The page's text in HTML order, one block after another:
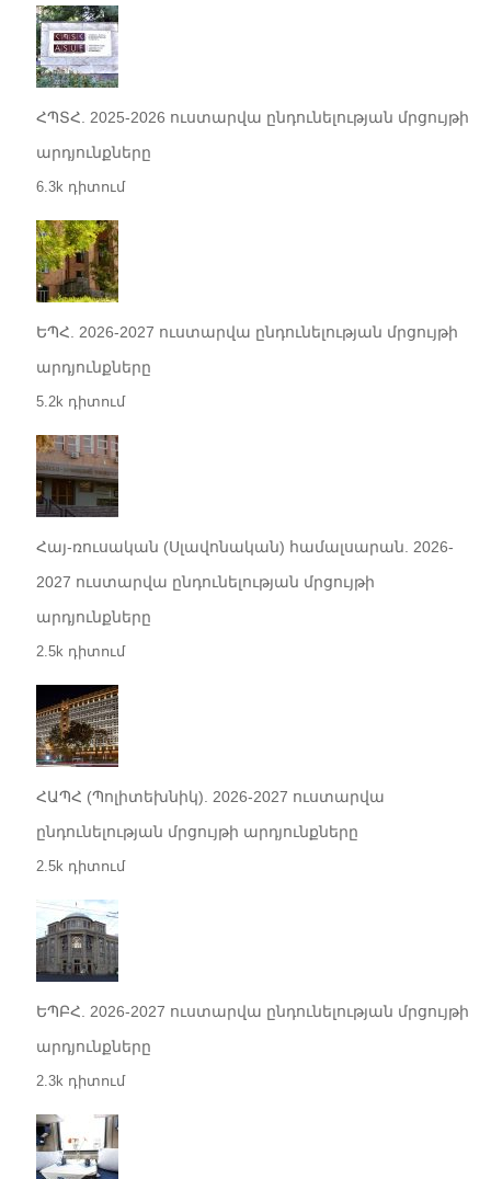
ՀՊՏՀ. 2025-2026 ուստարվա ընդունելության մրցույթի
արդյունքները
6.3k դիտում
ԵՊՀ. 2026-2027 ուստարվա ընդունելության մրցույթի
արդյունքները
5.2k դիտում
Հայ-ռուսական (Սլավոնական) համալսարան. 2026-
2027 ուստարվա ընդունելության մրցույթի
արդյունքները
2.5k դիտում
ՀԱՊՀ (Պոլիտեխնիկ). 2026-2027 ուստարվա
ընդունելության մրցույթի արդյունքները
2.5k դիտում
ԵՊԲՀ. 2026-2027 ուստարվա ընդունելության մրցույթի
արդյունքները
2.3k դիտում